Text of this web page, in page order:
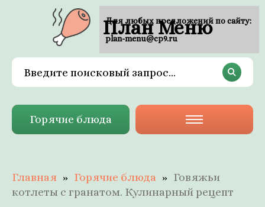
План Меню
Горячие блюда
Главная Горячие блюда
Говяжьи
котлеты с гранатом. Кулинарный рецепт
Для любых предложений по сайту:
plan-menu@cp9.ru